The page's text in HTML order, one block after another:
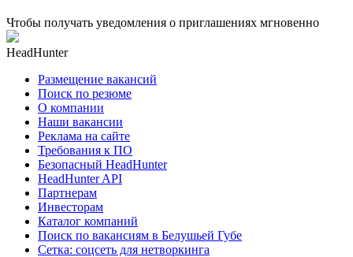
Чтобы получать уведомления о приглашениях мгновенно
HeadHunter
Размещение вакансий
Поиск по резюме
О компании
Наши вакансии
Реклама на сайте
Требования к ПО
Безопасный HeadHunter
HeadHunter API
Партнерам
Инвесторам
Каталог компаний
Поиск по вакансиям в Белушьей Губе
Сетка: соцсеть для нетворкинга